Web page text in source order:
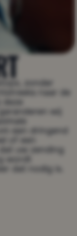
zonder
naar de
wij
een dringend
of een
uw zending
wordt
dat nodig is.